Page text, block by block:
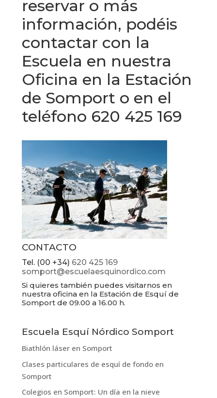
reservar o más
información, podéis
contactar con la
Escuela en nuestra
Oficina en la Estación
de Somport o en el
teléfono 620 425 169
CONTACTO
Tel. (00 +34) 620 425 169
somport@escuelaesquinordico.com
Si quieres también puedes visitarnos en
nuestra oficina en la Estación de Esquí de
Somport de 09.00 a 16.00 h.
Escuela Esquí Nórdico Somport
Biathlón láser en Somport
Clases particulares de esquí de fondo en
Somport
Colegios en Somport: Un día en la nieve